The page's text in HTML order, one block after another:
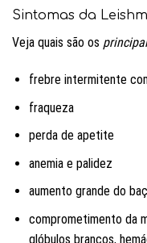
Sintomas da
Veja quais são os
frebre intermitente
fraqueza
perda de apetite
anemia e palidez
aumento grande do
comprometimento da
glóbulos brancos,